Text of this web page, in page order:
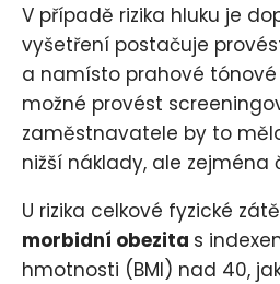
V případě rizika hluku je
vyšetření postačuje
a namísto prahové
možné provést
zaměstnavatele by to
nižší náklady, ale zejména
U rizika celkové fyzické
morbidní obezita s
hmotnosti (BMI) nad 40,